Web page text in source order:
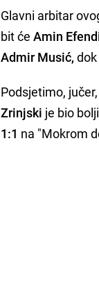
Glavni arbitar
bit ćeAmin
Admir Musić,
Podsjetimo,
Zrinjski je bio
1:1 na "Mokrom